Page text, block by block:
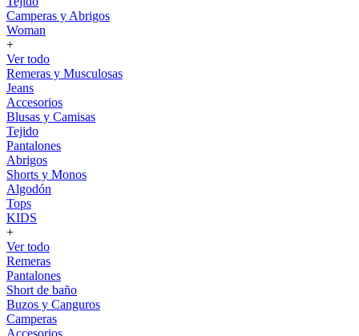
Camperas y Abrigos
Woman
+
Ver todo
Remeras y Musculosas
Jeans
Accesorios
Blusas y Camisas
Tejido
Pantalones
Abrigos
Shorts y Monos
Algodón
Tops
KIDS
+
Ver todo
Remeras
Pantalones
Short de baño
Buzos y Canguros
Camperas
Accesorios